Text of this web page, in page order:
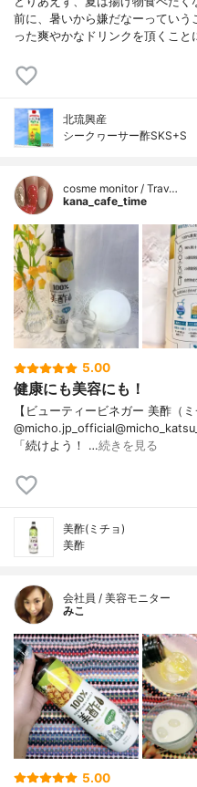
前に、暑いから嫌だなーっていう
った爽やかなドリンクを頂くこと
北琉興産
シークヮーサー酢SKS+S
cosme monitor / Trav…
kana_cafe_time
5.00
健康にも美容にも！
【ビューティービネガー 美酢（ミ
「続けよう！ …続きを見る
美酢(ミチョ)
美酢
会社員 / 美容モニター
みこ
5.00